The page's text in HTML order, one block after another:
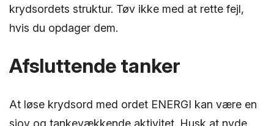
krydsordets struktur. Tøv ikke med at rette fejl,
hvis du opdager dem.
Afsluttende tanker
At løse krydsord med ordet ENERGI kan være en
sjov og tankevækkende aktivitet. Husk at nyde